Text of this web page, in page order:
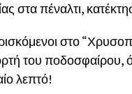
στα πέναλτι,
στο
του
λεπτό!